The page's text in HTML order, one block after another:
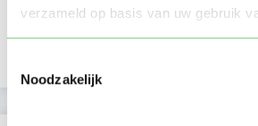
verzameld op basis van uw gebruik
Noodzakelijk
Lid sinds